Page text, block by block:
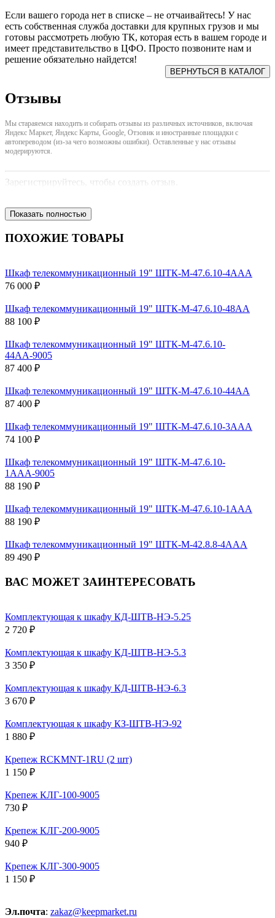
Если вашего города нет в списке – не отчаивайтесь! У нас
есть собственная служба доставки для крупных грузов и мы
готовы рассмотреть любую ТК, которая есть в вашем городе и
имеет представительство в ЦФО. Просто позвоните нам и
решение обязательно найдется!
Отзывы
Мы стараяемся находить и собирать отзывы из различных источников, включая
Яндекс Маркет, Яндекс Карты, Google, Отзовик и иностранные площадки с
автопереводом (из-за чего возможны ошибки). Оставленные у нас отзывы
модерируются.
Зарегистрируйтесь, чтобы создать отзыв.
Показать полностью
ПОХОЖИЕ ТОВАРЫ
Шкаф телекоммуникационный 19" ШТК-М-47.6.10-4ААА
76 000 ₽
Шкаф телекоммуникационный 19" ШТК-М-47.6.10-48АА
88 100 ₽
Шкаф телекоммуникационный 19" ШТК-М-47.6.10-
44АА-9005
87 400 ₽
Шкаф телекоммуникационный 19" ШТК-М-47.6.10-44АА
87 400 ₽
Шкаф телекоммуникационный 19" ШТК-М-47.6.10-3ААА
74 100 ₽
Шкаф телекоммуникационный 19" ШТК-М-47.6.10-
1ААА-9005
88 190 ₽
Шкаф телекоммуникационный 19" ШТК-М-47.6.10-1ААА
88 190 ₽
Шкаф телекоммуникационный 19" ШТК-М-42.8.8-4ААА
89 490 ₽
ВАС МОЖЕТ ЗАИНТЕРЕСОВАТЬ
Комплектующая к шкафу КД-ШТВ-НЭ-5.25
2 720 ₽
Комплектующая к шкафу КД-ШТВ-НЭ-5.3
3 350 ₽
Комплектующая к шкафу КД-ШТВ-НЭ-6.3
3 670 ₽
Комплектующая к шкафу КЗ-ШТВ-НЭ-92
1 880 ₽
Крепеж RCKMNT-1RU (2 шт)
1 150 ₽
Крепеж КЛГ-100-9005
730 ₽
Крепеж КЛГ-200-9005
940 ₽
Крепеж КЛГ-300-9005
1 150 ₽
Эл.почта: zakaz@keepmarket.ru